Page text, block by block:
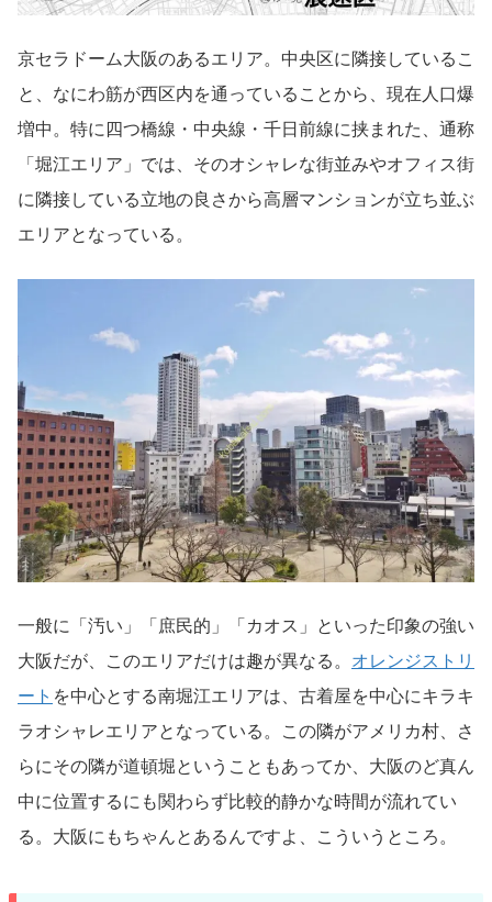
京セラドーム大阪のあるエリア。中央区に隣接しているこ
と、なにわ筋が西区内を通っていることから、現在人口爆
増中。特に四つ橋線・中央線・千日前線に挟まれた、通称
「堀江エリア」では、そのオシャレな街並みやオフィス街
に隣接している立地の良さから高層マンションが立ち並ぶ
エリアとなっている。
一般に「汚い」「庶民的」「カオス」といった印象の強い
大阪だが、このエリアだけは趣が異なる。 オレンジストリ
ート を中心とする南堀江エリアは、古着屋を中心にキラキ
ラオシャレエリアとなっている。この隣がアメリカ村、さ
らにその隣が道頓堀ということもあってか、大阪のど真ん
中に位置するにも関わらず比較的静かな時間が流れてい
る。大阪にもちゃんとあるんですよ、こういうところ。